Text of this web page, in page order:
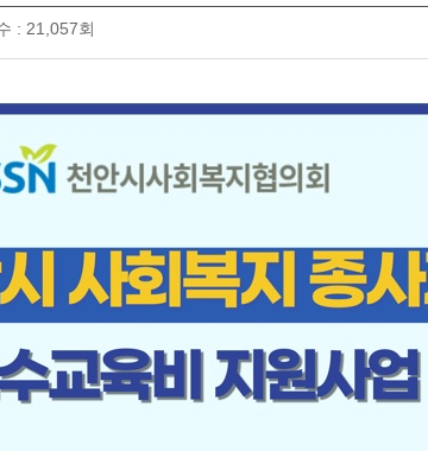
: 21,057회